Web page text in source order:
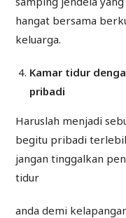
hangat bersama
keluarga.
Kamar tidur
pribadi
Haruslah menjadi
begitu pribadi
jangan tinggalkan
tidur
anda demi